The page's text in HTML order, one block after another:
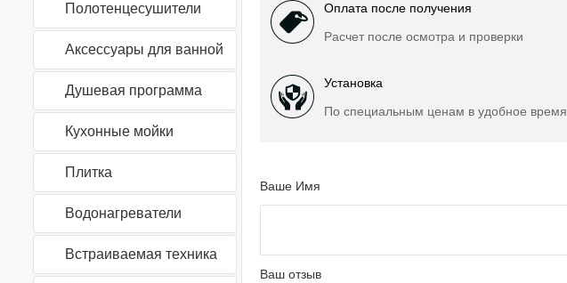
Полотенцесушители
Аксессуары для ванной
Душевая программа
Кухонные мойки
Плитка
Водонагреватели
Встраиваемая техника
Оплата после получения
Расчет после осмотра и проверки
Установка
По специальным ценам в удобное время
Ваше Имя
Ваш отзыв